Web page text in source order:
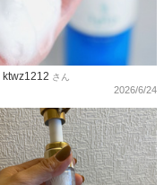
ktwz1212 さん
2026/6/24